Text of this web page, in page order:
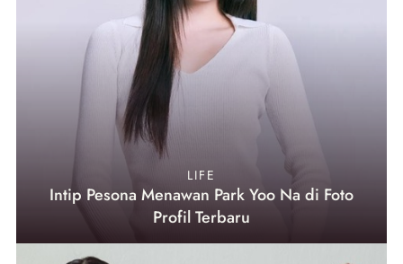
LIFE
Intip Pesona Menawan Park Yoo Na di Foto
Profil Terbaru